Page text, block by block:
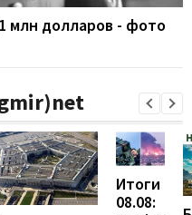
млн долларов - фото
Итоги
08.08: